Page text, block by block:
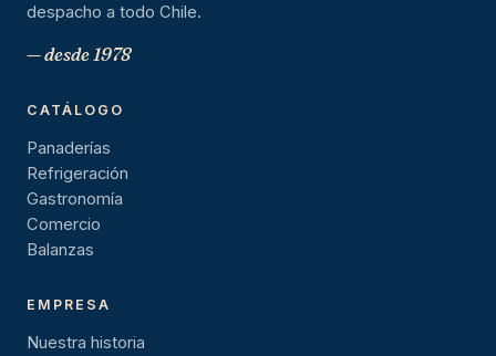
despacho a todo Chile.
— desde 1978
CATÁLOGO
Panaderías
Refrigeración
Gastronomía
Comercio
Balanzas
EMPRESA
Nuestra historia